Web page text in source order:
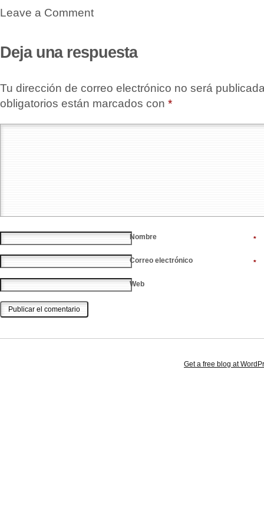
Leave a Comment
Deja una respuesta
Tu dirección de correo electrónico no será
obligatorios están marcados con *
Nombre *
Correo electrónico *
Web
Get a free blog at